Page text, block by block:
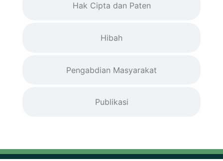
Hak Cipta dan Paten
Hibah
Pengabdian Masyarakat
Publikasi